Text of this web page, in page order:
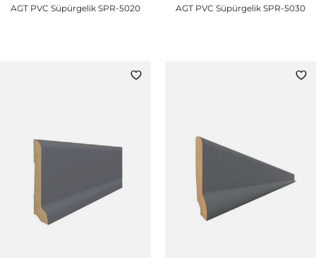
AGT PVC Süpürgelik SPR-5020
AGT PVC Süpürgelik SPR-5030